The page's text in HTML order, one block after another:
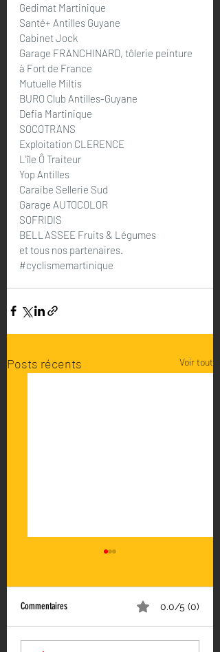
Gedimat Martinique
Santé+ Antilles Guyane
Cabinet Jock
Garage FRANCHINARD, tôlerie peinture
à Fort de France
Mutuelle Miltis
BURO Club Antilles-Guyane
Defia Martinique
SOCOTRANS
Exploitation CLERENCE
L'île Ô Traiteur
Yop Antilles
Caraibe Sellerie Sud
Garage AUTOCOLOR
SOFRIDIS
BELLASSEE Fruits & Légumes
et tous nos partenaires.
#cyclismemartinique
Posts récents Voir tout
Commentaires 0.0/5 (0)